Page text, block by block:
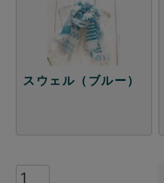
スウェル（ブルー）